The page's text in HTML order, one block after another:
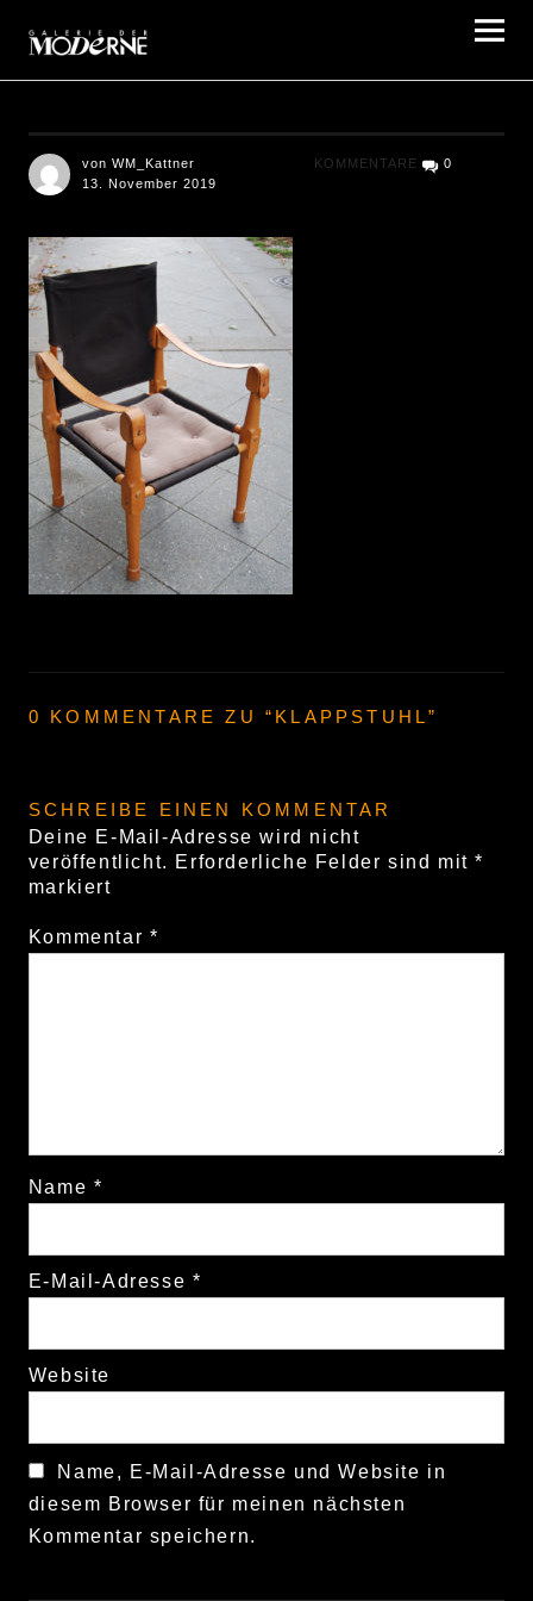
von WM_Kattner
13. November 2019
KOMMENTARE 0
0 KOMMENTARE ZU “ KLAPPSTUHL”
SCHREIBE EINEN KOMMENTAR
Deine E-Mail-Adresse wird nicht
veröffentlicht. Erforderliche Felder sind mit*
markiert
Kommentar *
Name *
E-Mail-Adresse *
Website
Name, E-Mail-Adresse und Website in
diesem Browser für meinen nächsten
Kommentar speichern.